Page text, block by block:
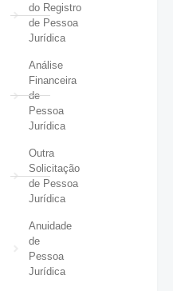
do Registro
de Pessoa
Jurídica
Análise
Financeira
de
Pessoa
Jurídica
Outra
Solicitação
de Pessoa
Jurídica
Anuidade
de
Pessoa
Jurídica